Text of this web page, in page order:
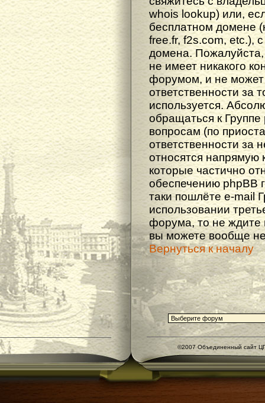
whois lookup) или,
бесплатном домене
free.fr, f2s.com, etc.),
домена. Пожалуйста,
не имеет никакого
форумом, и не может
ответственности за
используется.
обращаться к
вопросам (по
ответственности за
относятся напрямую
которые частично
обеспечению phpBB
таки пошлёте e-mail
использовании
форума, то не ждите
вы можете вообще не
Вернуться к началу
©2007 Объединенный сайт